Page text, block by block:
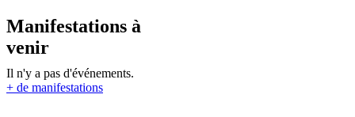
Manifestations à
venir
Il n'y a pas d'événements.
+ de manifestations